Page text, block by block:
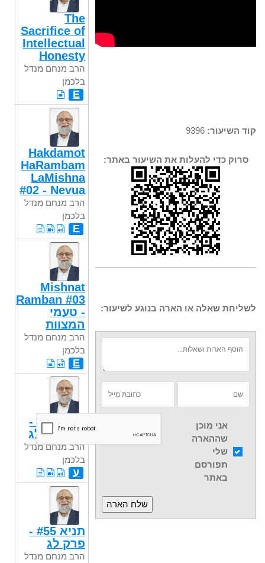
קוד השיעור:
סרוק כדי להעלות את השיעור באתר:
לשליחת שאלה או הארה בנוגע לשיעור:
אני מוכן
שההארה
שלי
תפורסם
באתר
The
Sacrifice of
Intellectual
Honesty
הרב מנחם מנדל
בלכמן
E
Hakdamot
HaRambam
LaMishna
#02 - Nevua
הרב מנחם מנדל
בלכמן
E
Mishnat
Ramban #03
- טעמי
המצוות
הרב מנחם מנדל
בלכמן
E
תניא #54 -
פרק לב-לג
הרב מנחם מנדל
בלכמן
ע
תניא #55 -
פרק לג
הרב מנחם מנדל